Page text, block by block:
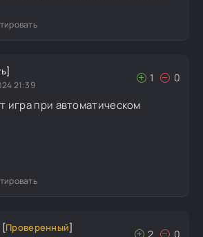
21:39
1 0
игра при автоматическом
[Проверенный] 2 0